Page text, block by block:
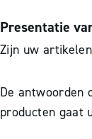
Presentatie
Zijn uw
De antwoorden
producten gaat